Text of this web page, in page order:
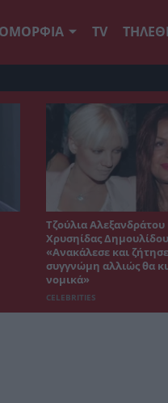
ΟΜΟΡΦΙΑ TV
Τζούλια Αλεξανδράτου
Χρυσηίδας
«Ανακάλεσε και
συγγνώμη αλλιώς θα
νομικά»
CELEBRITIES